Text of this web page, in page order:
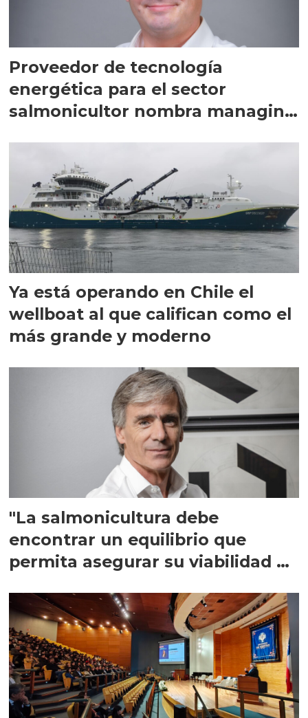
Proveedor de tecnología
energética para el sector
salmonicultor nombra managing
Ya está operando en Chile el
wellboat al que califican como el
más grande y moderno
"La salmonicultura debe
encontrar un equilibrio que
permita asegurar su viabilidad de